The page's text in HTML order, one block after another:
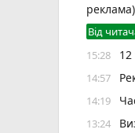
реклама)
Від
15:28
14:57
14:19
13:24